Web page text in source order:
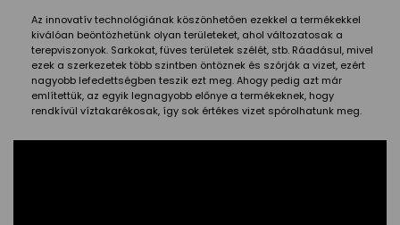
Az innovatív technológiának köszönhetően ezekkel a termékekkel
kiválóan beöntözhetünk olyan területeket, ahol változatosak a
terepviszonyok. Sarkokat, füves területek szélét, stb. Ráadásul, mivel
ezek a szerkezetek több szintben öntöznek és szórják a vizet, ezért
nagyobb lefedettségben teszik ezt meg. Ahogy pedig azt már
említettük, az egyik legnagyobb előnye a termékeknek, hogy
rendkívül víztakarékosak, így sok értékes vizet spórolhatunk meg.